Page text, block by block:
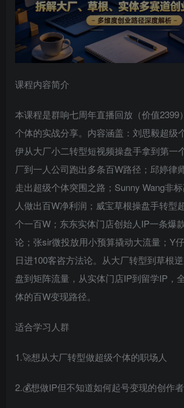
课程内容简介
本课程是群响七周年直播回放（价值2399
个体的实战分享。内容涵盖：刘思毅超级
伊从大厂小二转型短视频操盘手拿到第一
厂到一人公司跑出多条百W路径；邱婷律
走出超级个体突围之路；Sunny Wang非
人做出百W净利润；威宝草根操盘手转型
个一百W；东东实体门店创始人IP一条爆
论；张sir微投放用小预算撬动大流量；Y
日进100客咨方法论。从大厂转型到草根
盘到矩阵流量，从实体门店IP到留学IP，
体的百W变现路径。
适合学习人群
1.🚀想从大厂转型做超级个体的职场人
2.💰想做IP但不知道如何起号变现的创作者